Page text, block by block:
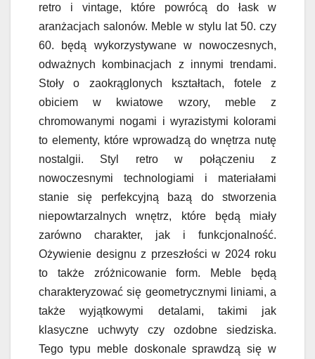
retro i vintage, które powrócą do łask w
aranżacjach salonów. Meble w stylu lat 50. czy
60. będą wykorzystywane w nowoczesnych,
odważnych kombinacjach z innymi trendami.
Stoły o zaokrąglonych kształtach, fotele z
obiciem w kwiatowe wzory, meble z
chromowanymi nogami i wyrazistymi kolorami
to elementy, które wprowadzą do wnętrza nutę
nostalgii. Styl retro w połączeniu z
nowoczesnymi technologiami i materiałami
stanie się perfekcyjną bazą do stworzenia
niepowtarzalnych wnętrz, które będą miały
zarówno charakter, jak i funkcjonalność.
Ożywienie designu z przeszłości w 2024 roku
to także zróżnicowanie form. Meble będą
charakteryzować się geometrycznymi liniami, a
także wyjątkowymi detalami, takimi jak
klasyczne uchwyty czy ozdobne siedziska.
Tego typu meble doskonale sprawdzą się w